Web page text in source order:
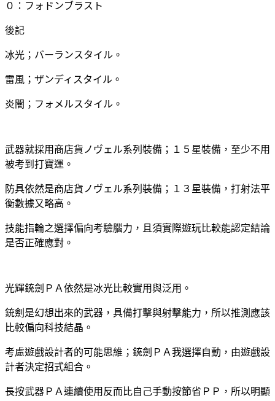
０：フォドンブラスト
後記
冰光；バーランスタイル。
雷風；ザンディスタイル。
炎闇；フォメルスタイル。
武器就採用商店貨ノヴェル系列裝備；１５星裝備，至少不用
被考到打寶運。
防具依然是商店貨ノヴェル系列裝備；１３星裝備，打射法平
衡數據又略高。
技能指輪之選擇偏向考驗腦力，且須實際遊玩比較能認定結論
是否正確應對。
光輝銃劍ＰＡ依然是冰光比較實用與泛用。
銃劍是幻想出來的武器，具備打擊與射擊能力，所以推測應該
比較偏向科技結晶。
考慮遊戲設計者的可能思維；銃劍ＰＡ我選擇自動，由遊戲設
計者決定招式組合。
長按武器ＰＡ連續使用反而比自己手動按節省ＰＰ，所以明顯